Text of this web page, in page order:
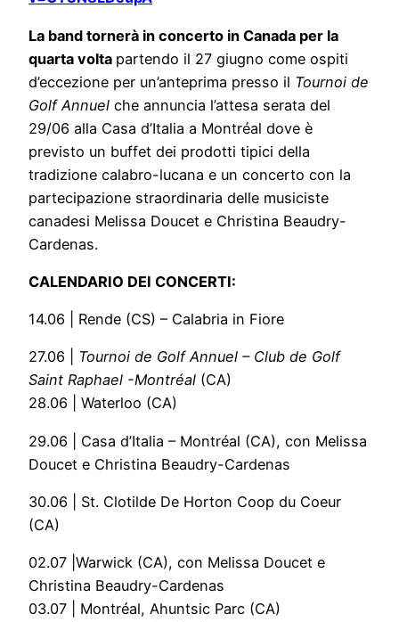
La band tornerà in concerto in Canada per la
quarta volta partendo il 27 giugno come ospiti
d’eccezione per un’anteprima presso il Tournoi de
Golf Annuel che annuncia l’attesa serata del
29/06 alla Casa d’Italia a Montréal dove è
previsto un buffet dei prodotti tipici della
tradizione calabro-lucana e un concerto con la
partecipazione straordinaria delle musiciste
canadesi Melissa Doucet e Christina Beaudry-
Cardenas.
CALENDARIO DEI CONCERTI:
14.06 | Rende (CS) – Calabria in Fiore
27.06 | Tournoi de Golf Annuel – Club de Golf
Saint Raphael -Montréal (CA)
28.06 | Waterloo (CA)
29.06 | Casa d’Italia – Montréal (CA), con Melissa
Doucet e Christina Beaudry-Cardenas
30.06 | St. Clotilde De Horton Coop du Coeur
(CA)
02.07 |Warwick (CA), con Melissa Doucet e
Christina Beaudry-Cardenas
03.07 | Montréal, Ahuntsic Parc (CA)